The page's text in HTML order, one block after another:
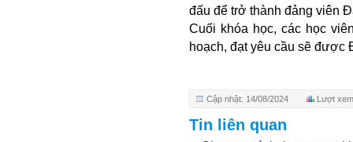
đấu để trở thành đảng viên
Cuối khóa học, các học
hoạch, đạt yêu cầu sẽ được
Cập nhật: 14/08/2024 Lượt
Tin liên quan